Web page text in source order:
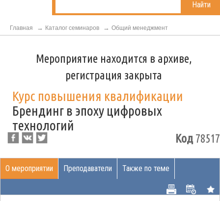
Найти
Главная Каталог семинаров Общий менеджмент
Мероприятие находится в архиве,
регистрация закрыта
Курс повышения квалификации
Брендинг в эпоху цифровых
технологий
Код78517
О мероприятии Преподаватели Также по теме